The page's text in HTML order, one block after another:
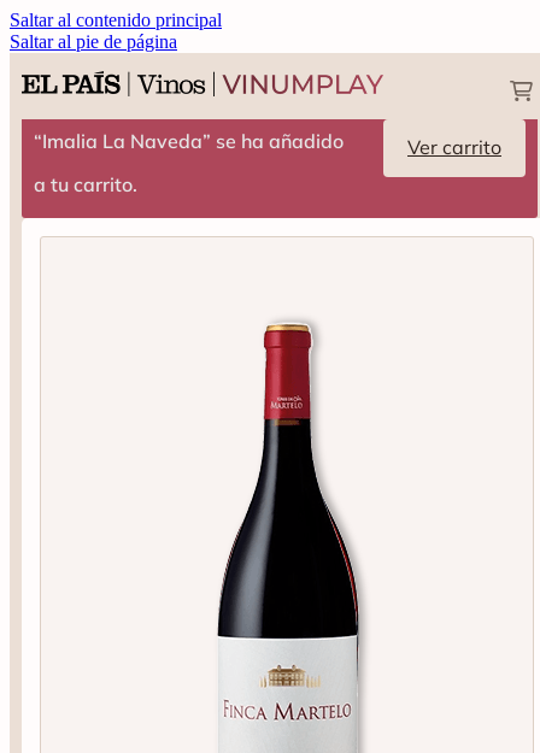
Saltar al contenido principal
Saltar al pie de página
“Imalia La Naveda” se ha añadido
a tu carrito.
Ver carrito